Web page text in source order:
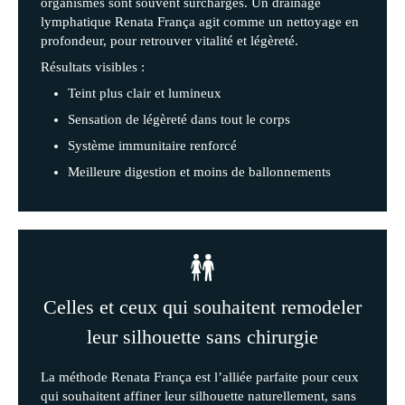
lymphatique Renata França agit comme un nettoyage en
profondeur, pour retrouver vitalité et légèreté.
Résultats visibles :
Teint plus clair et lumineux
Sensation de légèreté dans tout le corps
Système immunitaire renforcé
Meilleure digestion et moins de ballonnements
Celles et ceux qui souhaitent remodeler
leur silhouette sans chirurgie
La méthode Renata França est l’alliée parfaite pour ceux
qui souhaitent affiner leur silhouette naturellement, sans